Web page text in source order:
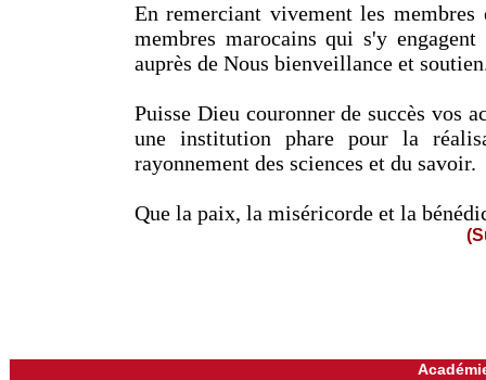
En remerciant vivement les
membres marocains qui s'y
auprès de Nous bienveillance et
Puisse Dieu couronner de succès vos
une institution phare pour la
rayonnement des sciences et du savoir.
Que la paix, la miséricorde et la